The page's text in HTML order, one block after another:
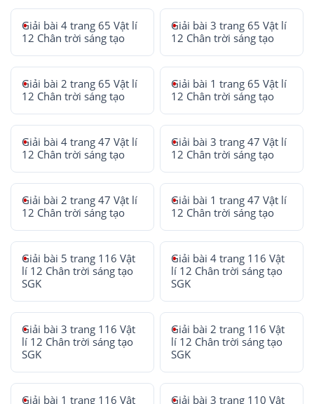
Giải bài 4 trang 65 Vật lí
12 Chân trời sáng tạo
Giải bài 3 trang 65 Vật lí
12 Chân trời sáng tạo
Giải bài 2 trang 65 Vật lí
12 Chân trời sáng tạo
Giải bài 1 trang 65 Vật lí
12 Chân trời sáng tạo
Giải bài 4 trang 47 Vật lí
12 Chân trời sáng tạo
Giải bài 3 trang 47 Vật lí
12 Chân trời sáng tạo
Giải bài 2 trang 47 Vật lí
12 Chân trời sáng tạo
Giải bài 1 trang 47 Vật lí
12 Chân trời sáng tạo
Giải bài 5 trang 116 Vật
lí 12 Chân trời sáng tạo
SGK
Giải bài 4 trang 116 Vật
lí 12 Chân trời sáng tạo
SGK
Giải bài 3 trang 116 Vật
lí 12 Chân trời sáng tạo
SGK
Giải bài 2 trang 116 Vật
lí 12 Chân trời sáng tạo
SGK
Giải bài 1 trang 116 Vật Giải bài 3 trang 110 Vật